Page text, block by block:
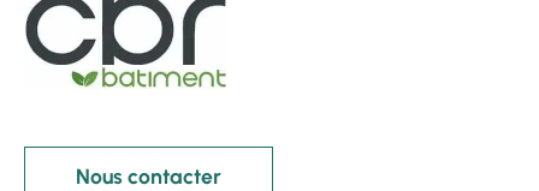
Nous contacter